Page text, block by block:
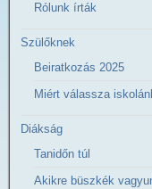
Rólunk írták
Szülőknek
Beiratkozás 2025
Miért válassza
Diákság
Tanidőn túl
Akikre büszkék